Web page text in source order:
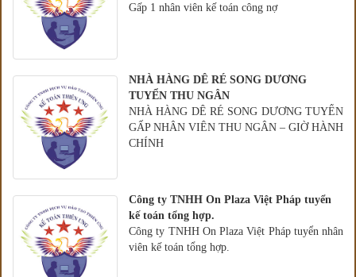
Gấp 1 nhân viên kế toán công nợ
NHÀ HÀNG DÊ RÉ SONG DƯƠNG
TUYỂN THU NGÂN
NHÀ HÀNG DÊ RÉ SONG DƯƠNG TUYỂN
GẤP NHÂN VIÊN THU NGÂN – GIỜ HÀNH
CHÍNH
Công ty TNHH On Plaza Việt Pháp tuyển
kế toán tổng hợp.
Công ty TNHH On Plaza Việt Pháp tuyển nhân
viên kế toán tổng hợp.